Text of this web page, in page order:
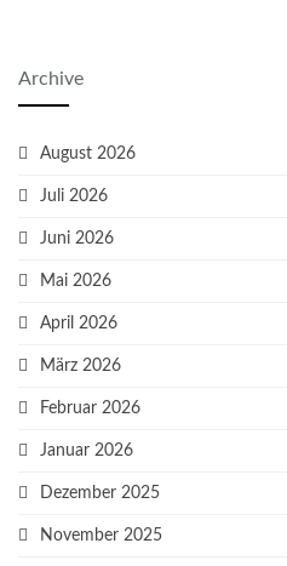
Archive
August 2026
Juli 2026
Juni 2026
Mai 2026
April 2026
März 2026
Februar 2026
Januar 2026
Dezember 2025
November 2025